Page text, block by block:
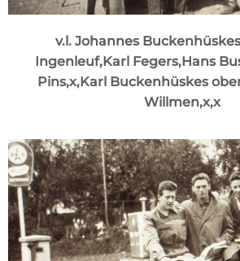
v.l. Johannes
Ingenleuf,Karl Fegers,Hans
Pins,x,Karl Buckenhüskes
Willmen,x,x